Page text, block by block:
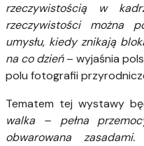
rzeczywistością w
rzeczywistości można
umysłu, kiedy znikają
na co dzień– wyjaśnia
polu fotografii
Tematem tej wystawy
walka – pełna
obwarowana